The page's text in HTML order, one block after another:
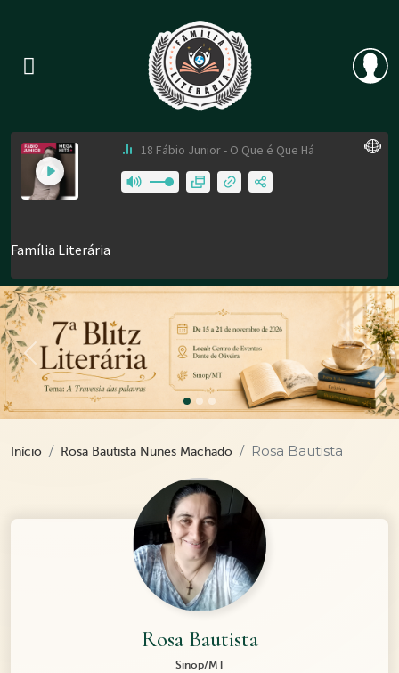
Previous
Início Rosa Bautista Nunes Machado Rosa Bautista
Rosa Bautista
Sinop/MT